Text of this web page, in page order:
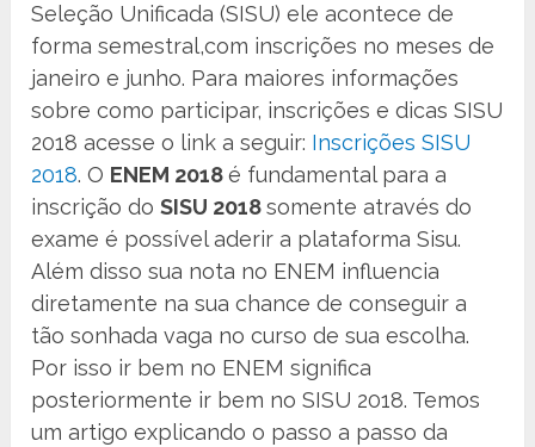
Seleção Unificada (SISU) ele acontece de
forma semestral,com inscrições no meses de
janeiro e junho. Para maiores informações
sobre como participar, inscrições e dicas SISU
2018 acesse o link a seguir: Inscrições SISU
2018. O ENEM 2018é fundamental para a
inscrição doSISU 2018somente através do
exame é possível aderir a plataforma Sisu.
Além disso sua nota no ENEM influencia
diretamente na sua chance de conseguir a
tão sonhada vaga no curso de sua escolha.
Por isso ir bem no ENEM significa
posteriormente ir bem no SISU 2018. Temos
um artigo explicando o passo a passo da